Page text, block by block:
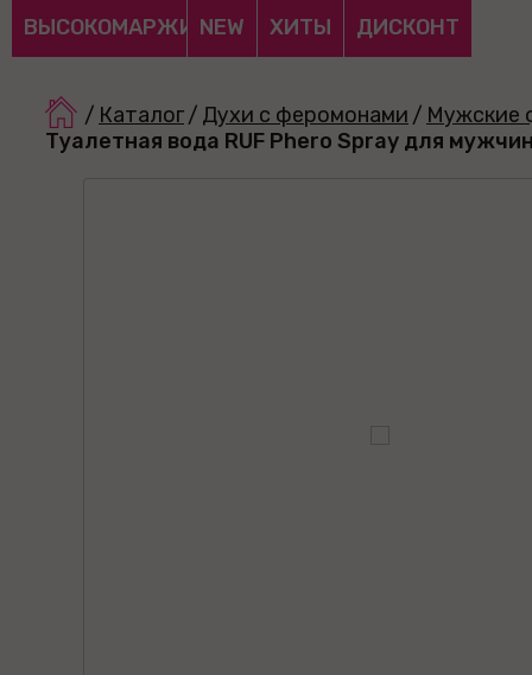
ВЫСОКОМАРЖИНАЛЬНЫЕ
NEW ХИТЫ ДИСКОНТ
/ Каталог/ Духи с феромонами / Мужские
Туалетная вода RUF Phero Spray для